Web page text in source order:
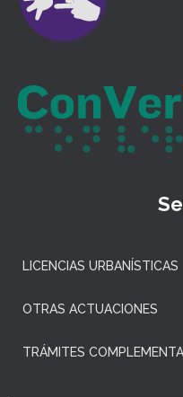
LICENCIAS URBANÍSTICAS
OTRAS ACTUACIONES
TRÁMITES